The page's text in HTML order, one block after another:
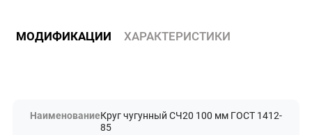
МОДИФИКАЦИИ ХАРАКТЕРИСТИКИ
Круг чугунный СЧ20 100 мм ГОСТ 1412-
85